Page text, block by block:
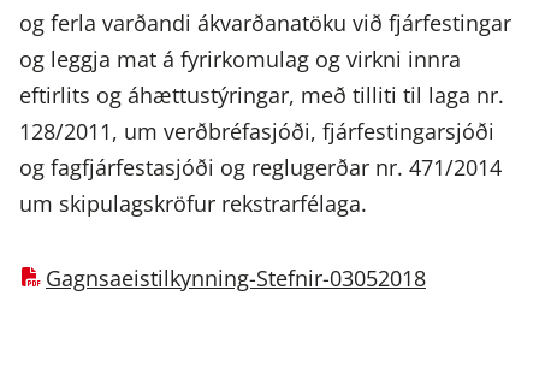
og ferla varðandi ákvarðanatöku við fjárfestingar
og leggja mat á fyrirkomulag og virkni innra
eftirlits og áhættustýringar, með tilliti til laga nr.
128/2011, um verðbréfasjóði, fjárfestingarsjóði
og fagfjárfestasjóði og reglugerðar nr. 471/2014
um skipulagskröfur rekstrarfélaga.
Gagnsaeistilkynning-Stefnir-03052018